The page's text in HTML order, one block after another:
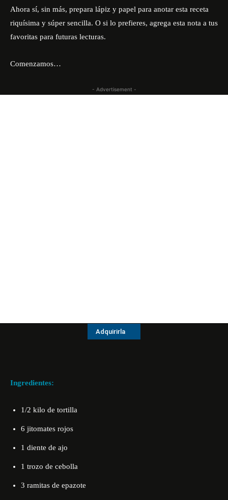
Ahora sí, sin más, prepara lápiz y papel para anotar esta receta
riquísima y súper sencilla. O si lo prefieres, agrega esta nota a tus
favoritas para futuras lecturas.
Comenzamos…
- Advertisement -
Adquirirla
Ingredientes:
1/2 kilo de tortilla
6 jitomates rojos
1 diente de ajo
1 trozo de cebolla
3 ramitas de epazote